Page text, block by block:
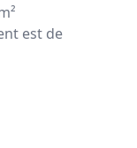
est de